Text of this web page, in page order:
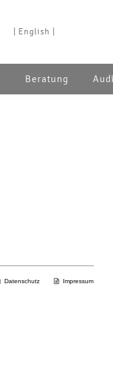
| English |
Beratung
Datenschutz Impressum